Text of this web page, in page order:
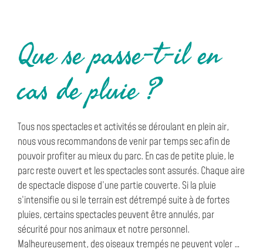
d
u
L
é
m
a
n
Que se passe-t-il en
cas de pluie ?
Tous nos spectacles et activités se déroulant en plein air,
nous vous recommandons de venir par temps sec afin de
pouvoir profiter au mieux du parc. En cas de petite pluie, le
parc reste ouvert et les spectacles sont assurés. Chaque aire
de spectacle dispose d’une partie couverte. Si la pluie
s’intensifie ou si le terrain est détrempé suite à de fortes
pluies, certains spectacles peuvent être annulés, par
sécurité pour nos animaux et notre personnel.
Malheureusement, des oiseaux trempés ne peuvent voler …